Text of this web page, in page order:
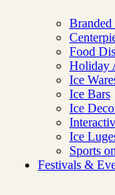
Branded
Food
Holiday
Ice
Ice Bars
Ice
Ice
Sports
Festivals &